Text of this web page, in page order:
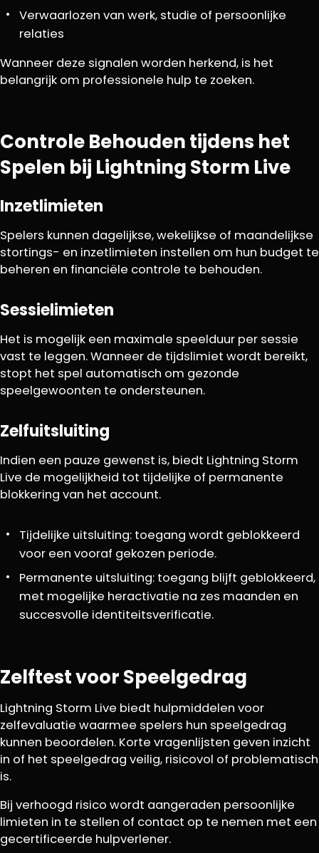
Verwaarlozen van werk, studie of persoonlijke
relaties
Wanneer deze signalen worden herkend, is het
belangrijk om professionele hulp te zoeken.
Controle Behouden tijdens het
Spelen bij Lightning Storm Live
Inzetlimieten
Spelers kunnen dagelijkse, wekelijkse of maandelijkse
stortings- en inzetlimieten instellen om hun budget te
beheren en financiële controle te behouden.
Sessielimieten
Het is mogelijk een maximale speelduur per sessie
vast te leggen. Wanneer de tijdslimiet wordt bereikt,
stopt het spel automatisch om gezonde
speelgewoonten te ondersteunen.
Zelfuitsluiting
Indien een pauze gewenst is, biedt Lightning Storm
Live de mogelijkheid tot tijdelijke of permanente
blokkering van het account.
Tijdelijke uitsluiting: toegang wordt geblokkeerd
voor een vooraf gekozen periode.
Permanente uitsluiting: toegang blijft geblokkeerd,
met mogelijke heractivatie na zes maanden en
succesvolle identiteitsverificatie.
Zelftest voor Speelgedrag
Lightning Storm Live biedt hulpmiddelen voor
zelfevaluatie waarmee spelers hun speelgedrag
kunnen beoordelen. Korte vragenlijsten geven inzicht
in of het speelgedrag veilig, risicovol of problematisch
is.
Bij verhoogd risico wordt aangeraden persoonlijke
limieten in te stellen of contact op te nemen met een
gecertificeerde hulpverlener.